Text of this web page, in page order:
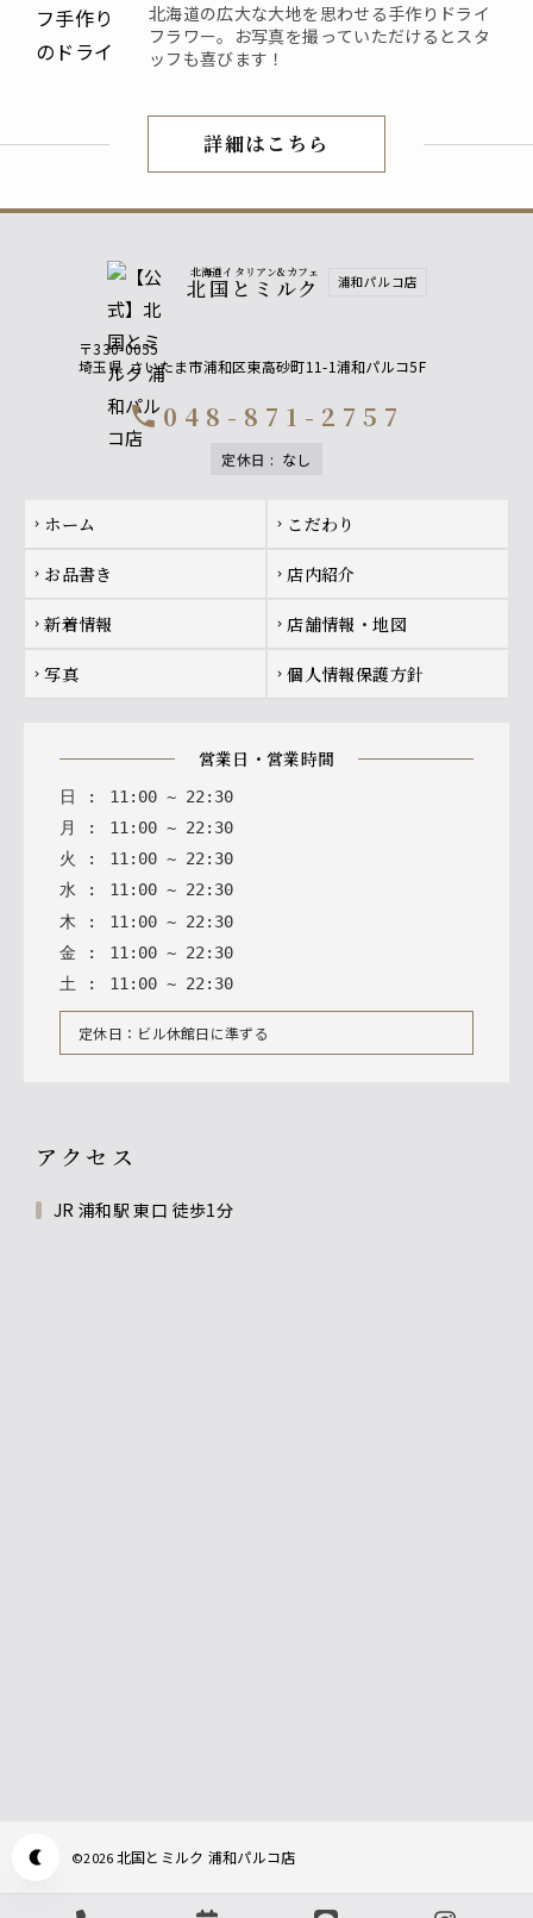
北海道の広大な大地を思わせる手作りドライ
フラワー。お写真を撮っていただけるとスタ
ッフも喜びます！
店内紹介
詳細はこちら
北海道イタリアン&カフェ
北国とミルク 浦和パルコ店
〒330-0055
埼玉県 さいたま市浦和区東高砂町11-1浦和パルコ5F
call 048-871-2757
定休日 : なし
Footer navigation
chevron_right ホーム chevron_right こだわり
chevron_right お品書き chevron_right 店内紹介
chevron_right 新着情報 chevron_right 店舗情報・地図
chevron_right 写真 chevron_right 個人情報保護方針
営業日・営業時間
日 : 11 : 00 ~ 22 : 30
月
: 11 : 00 ~ 22 : 30
火
: 11: 00 ~ 22: 30
水 : 11: 00 ~ 22: 30
木 : 11 : 00 ~ 22 : 30
金 : 11 : 00 ~ 22 : 30
土 : 11 : 00 ~ 22 : 30
定休日：ビル休館日に準ずる
アクセス
JR 浦和駅 東口 徒歩1分
©2026北国とミルク 浦和パルコ店
Appearance mode switch